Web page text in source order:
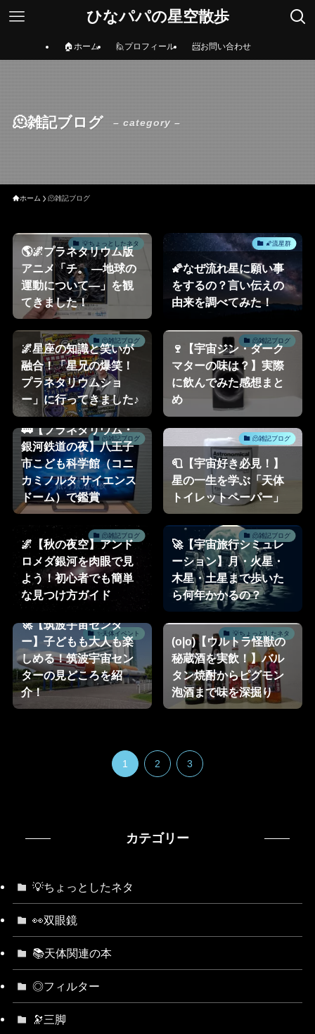
ひなパパの星空散歩
🏠ホーム 🙋プロフィール 📨お問い合わせ
🫠雑記ブログ – category –
ホーム 🫠雑記ブログ
💡ちょっとしたネタ
🌎🌌プラネタリウム版
アニメ「チ。 ―地球の
運動について―」を観
てきました！
🌠流星群
🌠なぜ流れ星に願い事
をするの？言い伝えの
由来を調べてみた！
🫠雑記ブログ
🌌星座の知識と笑いが
融合！「星兄の爆笑！
プラネタリウムショ
ー」に行ってきました♪
🫠雑記ブログ
🍷【宇宙ジン・ダーク
マターの味は？】実際
に飲んでみた感想まと
め
🫠雑記ブログ
🚃【プラネタリウム・
銀河鉄道の夜】八王子
市こども科学館（コニ
カミノルタ サイエンス
ドーム）で鑑賞
🫠雑記ブログ
🧻【宇宙好き必見！】
星の一生を学ぶ「天体
トイレットペーパー」
🫠雑記ブログ
🌌【秋の夜空】アンド
ロメダ銀河を肉眼で見
よう！初心者でも簡単
な見つけ方ガイド
🫠雑記ブログ
🚀【宇宙旅行シミュレ
ーション】月・火星・
木星・土星まで歩いた
ら何年かかるの？
✨天体イベント
🚀【筑波宇宙センタ
ー】子どもも大人も楽
しめる！筑波宇宙セン
ターの見どころを紹
介！
💡ちょっとしたネタ
(o|o)【ウルトラ怪獣の
秘蔵酒を実飲！】バル
タン焼酎からピグモン
泡酒まで味を深掘り
1 2 3
カテゴリー
💡ちょっとしたネタ
👀双眼鏡
📚天体関連の本
◎フィルター
🔭三脚